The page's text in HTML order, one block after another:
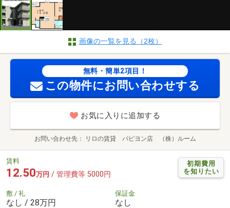
画像の一覧を見る（2枚）
無料・簡単2項目！
この物件にお問い合わせする
お気に入りに追加する
お問い合わせ先 リロの賃貸 パピヨン店 （株）ルーム
初期費用
を知りたい
賃料
12.50万円 / 管理費等 5000円
敷 / 礼
なし / 28万円
保証金
なし